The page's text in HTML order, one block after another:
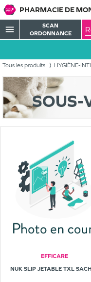
PHARMACIE DE
menu
SCAN
ORDONNANCE
Tous les produits HYGIÈNE-
SOUS-
EFFICARE
NUK SLIP JETABLE TXL